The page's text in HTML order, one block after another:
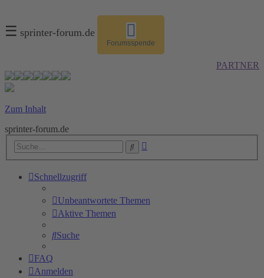
☰ sprinter-forum.de
Forumsspende
PARTNER
Zum Inhalt
sprinter-forum.de
Suche
Schnellzugriff
Unbeantwortete Themen
Aktive Themen
Suche
FAQ
Anmelden